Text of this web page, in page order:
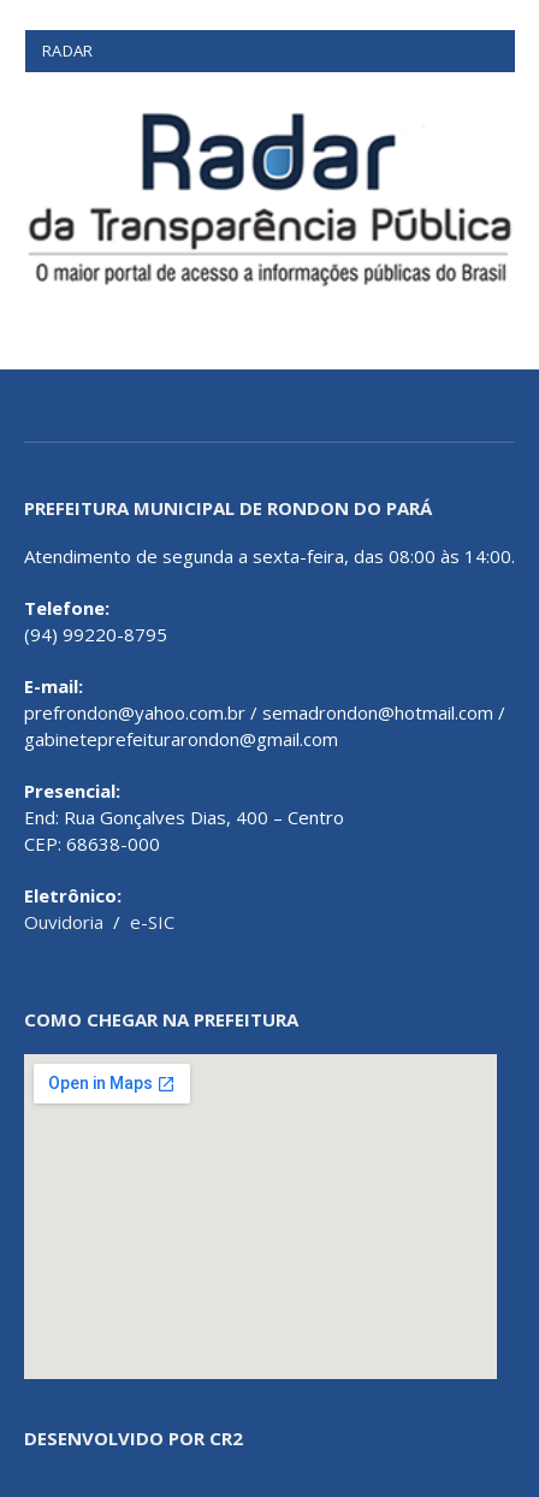
RADAR
PREFEITURA MUNICIPAL DE RONDON DO PARÁ
Atendimento de segunda a sexta-feira, das 08:00 às 14:00.
Telefone:
(94) 99220-8795
E-mail:
prefrondon@yahoo.com.br / semadrondon@hotmail.com /
gabineteprefeiturarondon@gmail.com
Presencial:
End: Rua Gonçalves Dias, 400 – Centro
CEP: 68638-000
Eletrônico:
Ouvidoria / e-SIC
COMO CHEGAR NA PREFEITURA
DESENVOLVIDO POR CR2